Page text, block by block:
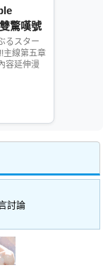
驚嘆號
るスター
主線第五章
容延伸漫
討論